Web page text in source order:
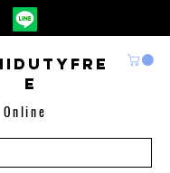
e
Online